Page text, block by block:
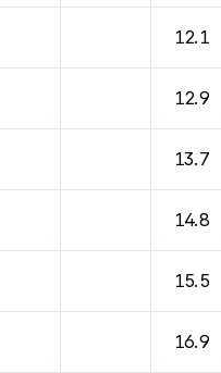
12.1
12.9
13.7
14.8
15.5
16.9